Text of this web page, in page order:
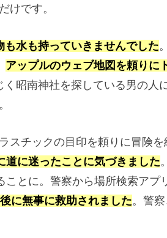
けです。
水も持っていきませんでした
アップルのウェブ地図を頼りに
く昭南神社を探している男の人
チックの目印を頼りに冒険を
道に迷ったことに気づきました
とに。警察から場所検索アプ
に無事に救助されました。警